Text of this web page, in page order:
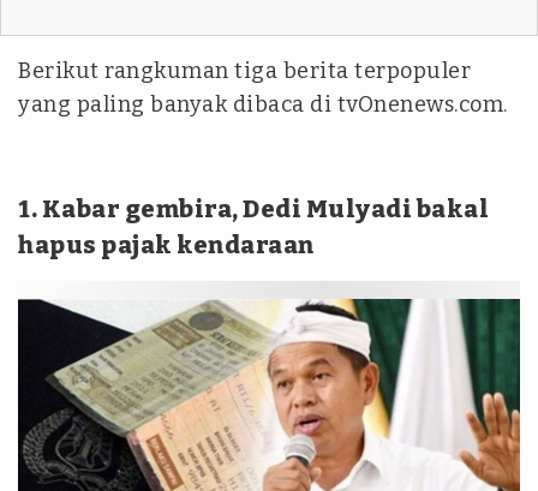
Berikut rangkuman tiga berita terpopuler
yang paling banyak dibaca di tvOnenews.com.
1. Kabar gembira, Dedi Mulyadi bakal
hapus pajak kendaraan